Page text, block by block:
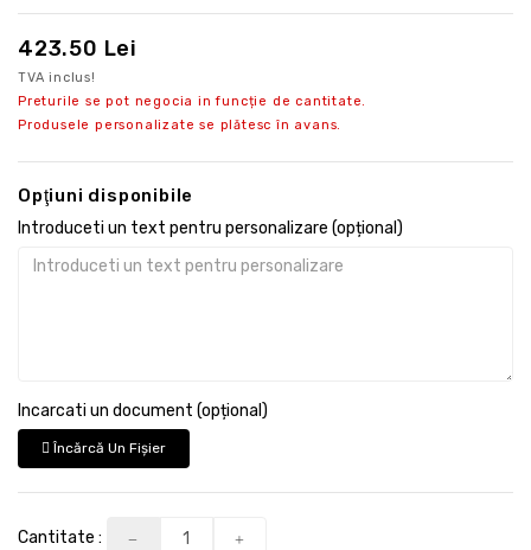
423.50 Lei
TVA inclus!
Preturile se pot negocia in funcție de cantitate.
Produsele personalizate se plătesc în avans.
Opţiuni disponibile
Introduceti un text pentru personalizare (opțional)
Incarcati un document (opțional)
Încărcă Un Fişier
Cantitate :